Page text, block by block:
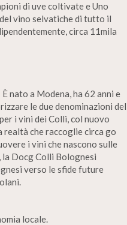
di uve coltivate e Uno
vino selvatiche di tutto il
circa 11mila
nato a Modena, ha 62 anni e
le due denominazioni del
i vini dei Colli, col nuovo
realtà che raccoglie circa go
i vini che nascono sulle
Docg Colli Bolognesi
verso le sfide future
locale.